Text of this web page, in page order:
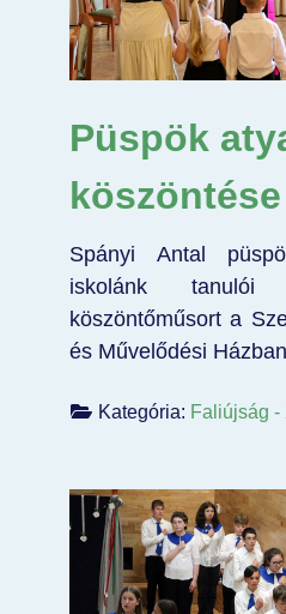
Püspök
köszöntése
Spányi Antal
iskolánk
köszöntőműsort a
és Művelődési
Kategória: Faliújság -